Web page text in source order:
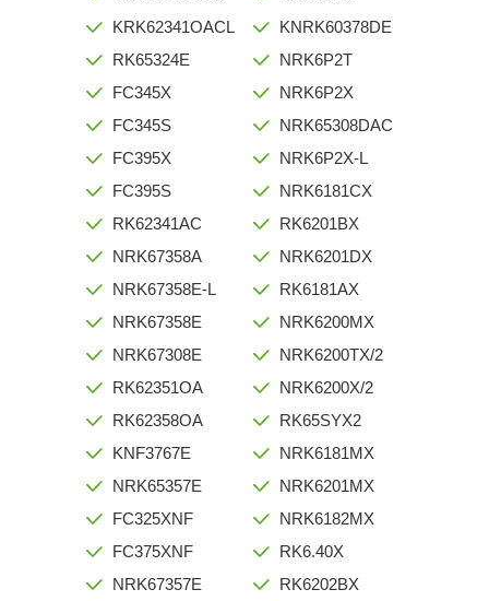
KRK62341OACL
RK65324E
FC345X
FC345S
FC395X
FC395S
RK62341AC
NRK67358A
NRK67358E-L
NRK67358E
NRK67308E
RK62351OA
RK62358OA
KNF3767E
NRK65357E
FC325XNF
FC375XNF
NRK67357E
KNRK60378DE
NRK6P2T
NRK6P2X
NRK65308DAC
NRK6P2X-L
NRK6181CX
RK6201BX
NRK6201DX
RK6181AX
NRK6200MX
NRK6200TX/2
NRK6200X/2
RK65SYX2
NRK6181MX
NRK6201MX
NRK6182MX
RK6.40X
RK6202BX